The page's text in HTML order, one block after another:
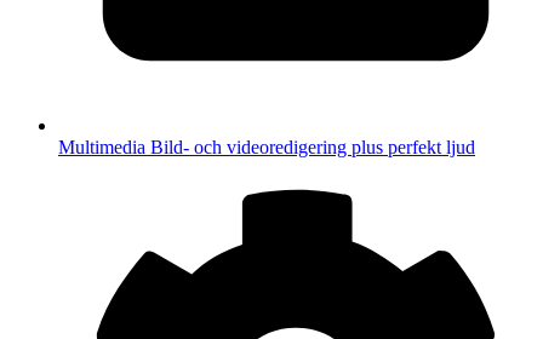
Multimedia Bild- och videoredigering plus perfekt ljud